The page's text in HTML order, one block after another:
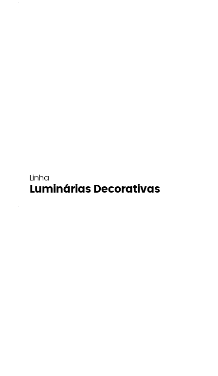
Linha
Luminárias Decorativas